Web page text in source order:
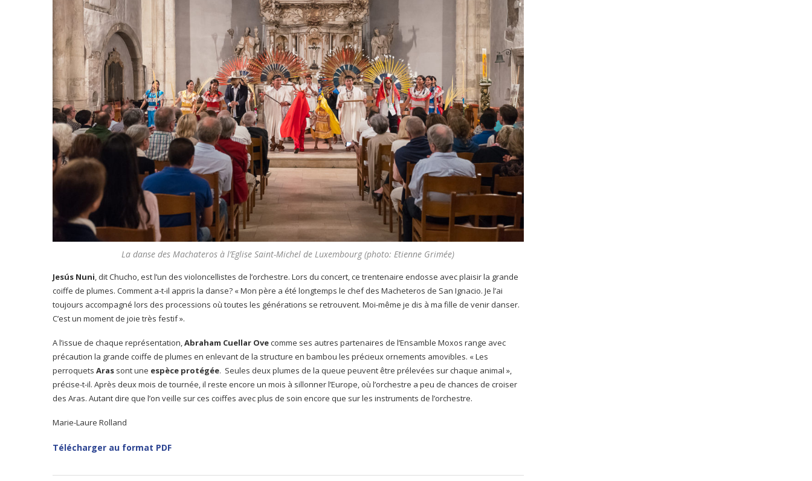
La danse des Machateros à l’Eglise Saint-Michel de Luxembourg (photo: Etienne Grimée)
Jesús Nuni, dit Chucho, est l’un des violoncellistes de l’orchestre. Lors du concert, ce trentenaire endosse avec plaisir la grande
coiffe de plumes. Comment a-t-il appris la danse? « Mon père a été longtemps le chef des Macheteros de San Ignacio. Je l’ai
toujours accompagné lors des processions où toutes les générations se retrouvent. Moi-même je dis à ma fille de venir danser.
C’est un moment de joie très festif ».
A l’issue de chaque représentation,Abraham Cuellar Ovecomme ses autres partenaires de l’Ensamble Moxos range avec
précaution la grande coiffe de plumes en enlevant de la structure en bambou les précieux ornements amovibles. « Les
perroquets Aras sont une espèce protégée. Seules deux plumes de la queue peuvent être prélevées sur chaque animal »,
précise-t-il. Après deux mois de tournée, il reste encore un mois à sillonner l’Europe, où l’orchestre a peu de chances de croiser
des Aras. Autant dire que l’on veille sur ces coiffes avec plus de soin encore que sur les instruments de l’orchestre.
Marie-Laure Rolland
Télécharger au format PDF